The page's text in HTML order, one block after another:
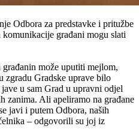
Odbora za predstavke i pritužbe
građani mogu slati
može uputiti mejlom,
zgradu Gradske uprave bilo
u sam Grad u upravni odjel
zanima. Ali apeliramo na građane
javi i putem Odbora, naših
– odgovorili su joj iz